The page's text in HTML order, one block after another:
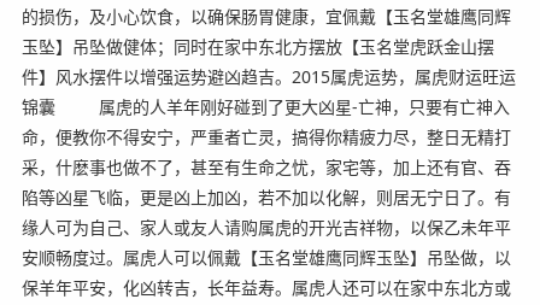
的损伤，及小心饮食，以确保肠胃健康，宜佩戴【玉名堂雄鹰同辉
玉坠】吊坠做健体；同时在家中东北方摆放【玉名堂虎跃金山摆
件】风水摆件以增强运势避凶趋吉。2015属虎运势，属虎财运旺运
锦囊 属虎的人羊年刚好碰到了更大凶星-亡神，只要有亡神入
命，便教你不得安宁，严重者亡灵，搞得你精疲力尽，整日无精打
采，什麽事也做不了，甚至有生命之忧，家宅等，加上还有官、吞
陷等凶星飞临，更是凶上加凶，若不加以化解，则居无宁日了。有
缘人可为自己、家人或友人请购属虎的开光吉祥物，以保乙未年平
安顺畅度过。属虎人可以佩戴【玉名堂雄鹰同辉玉坠】吊坠做，以
保羊年平安，化凶转吉，长年益寿。属虎人还可以在家中东北方或